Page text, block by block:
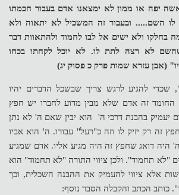
יפה או ממון לא ימצאנו אדם בעבור חכמתו
השם..... ובעבור זה המשכיל לא יתאוה ולא
בחלקו ולא ישים אל לבו לחמוד ולהתאוות דבר
לא רצה לתת לו. לא יוכל לקחתו בכחו
(אבן עזרא שמות פרק כ פסוק יג)
שכדי להגיע לרגש צריך שבשכל הדברים יהיו
החומד זה אדם שלא מבין מדוע לחברו יש חפץ
יעמיק בהבנת דרכי ה' הוא יבין שאם ה' לא נתן
זה רק יזיק לו וזה כ"רעל" עבורו. ה' הוא אביו
היה דואג שחפץ זה היה מגיע אליו. אדם שמגיע
"לא תחמוד". ולכן ציווי התורה "לא תחמוד" הוא
אלא ציווי להעמיק את ההבנה השכלית, וכך
כותב הכתב והקבלה הסבר נוסף: